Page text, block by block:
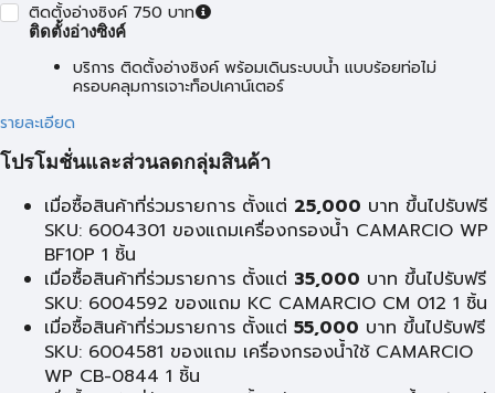
ติดตั้งอ่างซิงค์ 750 บาท
ติดตั้งอ่างซิงค์
บริการ ติดตั้งอ่างซิงค์ พร้อมเดินระบบน้ำ แบบร้อยท่อไม่
ครอบคลุมการเจาะท็อปเคาน์เตอร์
รายละเอียด
โปรโมชั่นและส่วนลดกลุ่มสินค้า
เมื่อซื้อสินค้าที่ร่วมรายการ ตั้งแต่ 25,000 บาท ขึ้นไปรับฟรี
SKU: 6004301 ของแถมเครื่องกรองน้ำ CAMARCIO WP
BF10P 1 ชิ้น
เมื่อซื้อสินค้าที่ร่วมรายการ ตั้งแต่ 35,000 บาท ขึ้นไปรับฟรี
SKU: 6004592 ของแถม KC CAMARCIO CM 012 1 ชิ้น
เมื่อซื้อสินค้าที่ร่วมรายการ ตั้งแต่ 55,000 บาท ขึ้นไปรับฟรี
SKU: 6004581 ของแถม เครื่องกรองน้ำใช้ CAMARCIO
WP CB-0844 1 ชิ้น